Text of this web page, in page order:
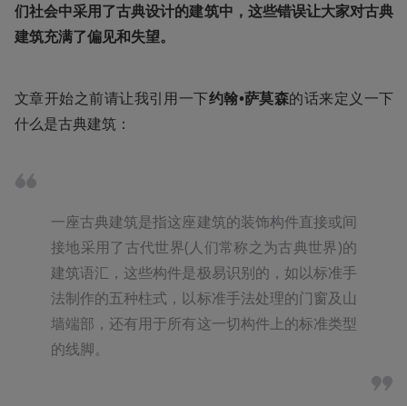
们社会中采用了古典设计的建筑中，这些错误让大家对古典
建筑充满了偏见和失望。
文章开始之前请让我引用一下约翰•萨莫森的话来定义一下
什么是古典建筑：
一座古典建筑是指这座建筑的装饰构件直接或间
接地采用了古代世界(人们常称之为古典世界)的
建筑语汇，这些构件是极易识别的，如以标准手
法制作的五种柱式，以标准手法处理的门窗及山
墙端部，还有用于所有这一切构件上的标准类型
的线脚。